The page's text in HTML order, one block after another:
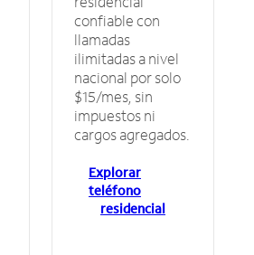
confiable con
llamadas
ilimitadas a nivel
nacional por solo
$15/mes, sin
impuestos ni
cargos agregados.
Explorar
teléfono
residencial